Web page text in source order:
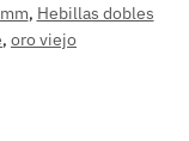
, Hebillas dobles
, oro viejo